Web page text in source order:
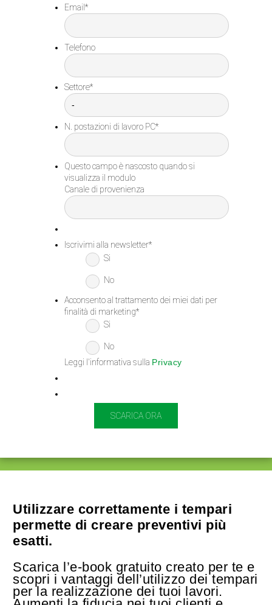
Email *
Telefono
Settore*
N. postazioni di lavoro PC*
Questo campo è nascosto quando si
visualizza il modulo
Canale di provenienza
Iscrivimi alla newsletter*
Si
No
Acconsento al trattamento dei miei dati per
finalità di marketing*
Si
No
Leggi l'informativa sulla Privacy
Utilizzare correttamente i tempari
permette di creare preventivi più
esatti.
Scarica l’e-book gratuito creato per te e
scopri i vantaggi dell’utilizzo dei tempari
per la realizzazione dei tuoi lavori.